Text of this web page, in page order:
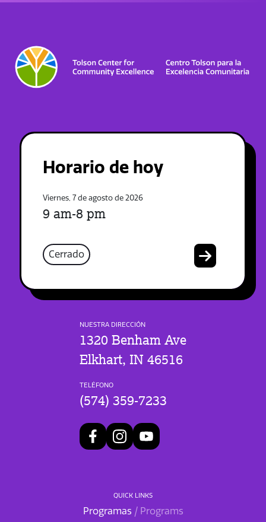
Horario de hoy
Viernes, 7 de agosto de 2026
9 am-8 pm
Cerrado
NUESTRA DIRECCIÓN
1320 Benham Ave
Elkhart, IN 46516
TELÉFONO
(574) 359-7233
QUICK LINKS
Programas / Programs